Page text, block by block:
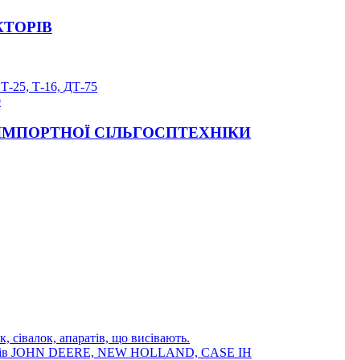
25, Т-16, ДТ-75
СІЛЬГОСПТЕХНІКИ
сівалок, апаратів, що висівають.
JOHN DEERE, NEW HOLLAND, CASE IH